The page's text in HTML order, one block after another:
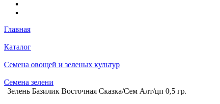
Главная
Каталог
Семена овощей и зеленых культур
Семена зелени
Зелень Базилик Восточная Сказка/Сем Алт/цп 0,5 гр.